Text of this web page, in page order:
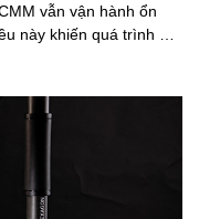
vẫn vận hành ổn
này khiến quá trình đo
sự là nâng cấp
thời gian sản xuất,